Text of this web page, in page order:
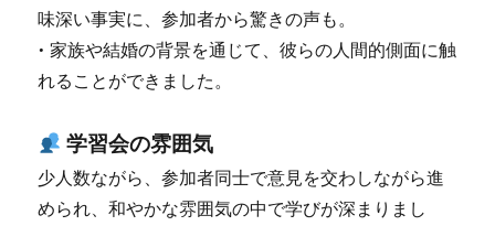
味深い事実に、参加者から驚きの声も。
• 家族や結婚の背景を通じて、彼らの人間的側面に触
れることができました。
学習会の雰囲気
少人数ながら、参加者同士で意見を交わしながら進
められ、和やかな雰囲気の中で学びが深まりまし